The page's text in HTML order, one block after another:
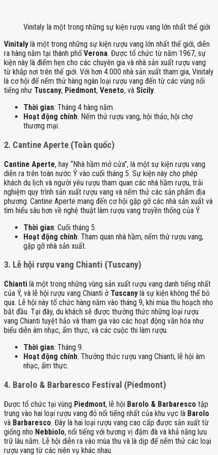
Vinitaly là một trong những sự kiện rượu vang lớn nhất thế giới
Vinitaly là một trong những sự kiện rượu vang lớn nhất thế giới, diễn
ra hàng năm tại thành phố Verona. Được tổ chức từ năm 1967, sự
kiện này là điểm hẹn cho các chuyên gia và nhà sản xuất rượu vang
từ khắp nơi trên thế giới. Với hơn 4.000 nhà sản xuất tham gia, Vinitaly
là cơ hội để nếm thử hàng ngàn loại rượu vang đến từ các vùng nổi
tiếng như Tuscany, Piedmont, Veneto, và Sicily.
Thời gian: Tháng 4 hàng năm.
Hoạt động chính: Nếm thử rượu vang, hội thảo, hội chợ
thương mại.
2. Cantine Aperte (Toàn quốc)
Cantine Aperte, hay “Nhà hầm mở cửa”, là một sự kiện rượu vang
diễn ra trên toàn nước Ý vào cuối tháng 5. Sự kiện này cho phép
khách du lịch và người yêu rượu tham quan các nhà hầm rượu, trải
nghiệm quy trình sản xuất rượu vang và nếm thử các sản phẩm địa
phương. Cantine Aperte mang đến cơ hội gặp gỡ các nhà sản xuất và
tìm hiểu sâu hơn về nghệ thuật làm rượu vang truyền thống của Ý.
Thời gian: Cuối tháng 5.
Hoạt động chính: Tham quan nhà hầm, nếm thử rượu vang,
gặp gỡ nhà sản xuất.
3. Lễ hội rượu vang Chianti (Tuscany)
Chianti là một trong những vùng sản xuất rượu vang danh tiếng nhất
của Ý, và lễ hội rượu vang Chianti ở Tuscany là sự kiện không thể bỏ
qua. Lễ hội này tổ chức hàng năm vào tháng 9, khi mùa thu hoạch nho
bắt đầu. Tại đây, du khách sẽ được thưởng thức những loại rượu
vang Chianti tuyệt hảo và tham gia vào các hoạt động văn hóa như
biểu diễn âm nhạc, ẩm thực, và các cuộc thi làm rượu.
Thời gian: Tháng 9.
Hoạt động chính: Thưởng thức rượu vang Chianti, lễ hội âm
nhạc, ẩm thực.
4. Barolo & Barbaresco Festival (Piedmont)
Được tổ chức tại vùng Piedmont, lễ hội Barolo & Barbaresco tập
trung vào hai loại rượu vang đỏ nổi tiếng nhất của khu vực là Barolo
và Barbaresco. Đây là hai loại rượu vang cao cấp được sản xuất từ
giống nho Nebbiolo, nổi tiếng với hương vị đậm đà và khả năng lưu
trữ lâu năm. Lễ hội diễn ra vào mùa thu và là dịp để nếm thử các loại
rượu vang từ các niên vụ khác nhau.